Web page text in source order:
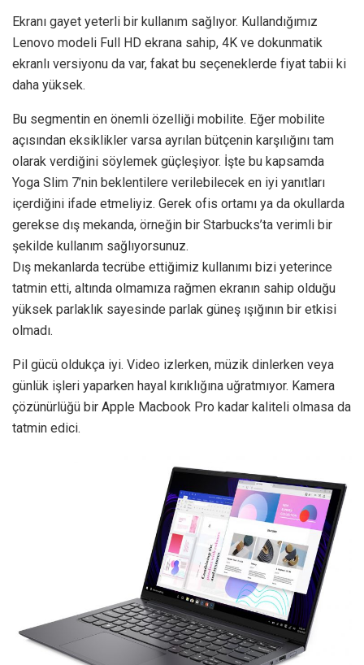
Ekranı gayet yeterli bir kullanım sağlıyor. Kullandığımız
Lenovo modeli Full HD ekrana sahip, 4K ve dokunmatik
ekranlı versiyonu da var, fakat bu seçeneklerde fiyat tabii ki
daha yüksek.
Bu segmentin en önemli özelliği mobilite. Eğer mobilite
açısından eksiklikler varsa ayrılan bütçenin karşılığını tam
olarak verdiğini söylemek güçleşiyor. İşte bu kapsamda
Yoga Slim 7’nin beklentilere verilebilecek en iyi yanıtları
içerdiğini ifade etmeliyiz. Gerek ofis ortamı ya da okullarda
gerekse dış mekanda, örneğin bir Starbucks’ta verimli bir
şekilde kullanım sağlıyorsunuz.
Dış mekanlarda tecrübe ettiğimiz kullanımı bizi yeterince
tatmin etti, altında olmamıza rağmen ekranın sahip olduğu
yüksek parlaklık sayesinde parlak güneş ışığının bir etkisi
olmadı.
Pil gücü oldukça iyi. Video izlerken, müzik dinlerken veya
günlük işleri yaparken hayal kırıklığına uğratmıyor. Kamera
çözünürlüğü bir Apple Macbook Pro kadar kaliteli olmasa da
tatmin edici.